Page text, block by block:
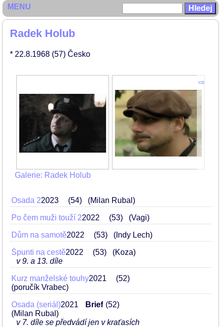
Radek Holub
* 22.8.1968 (57) Česko
Galerie: Radek Holub
Osada 22023 54 (Milan Rubal)
Po čem muži touží 22022 53 (Vagi)
Dům na samotě2022 53 (Indy Lech)
Špunti na cestě2022 53
(Koza)
v 9. a 13. díle
Kurz manželské touhy2021
52
(poručík Vrabec)
Osada (seriál)2021 Brief 52
(Milan Rubal)
v 7. díle se předvádí jen v kraťasích
MENU